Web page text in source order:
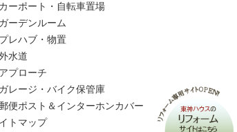
カーポート・自転車置場
ガーデンルーム
プレハブ・物置
水道
アプローチ
ガレージ・バイク保管庫
便ポスト＆インターホンカバー
トマップ